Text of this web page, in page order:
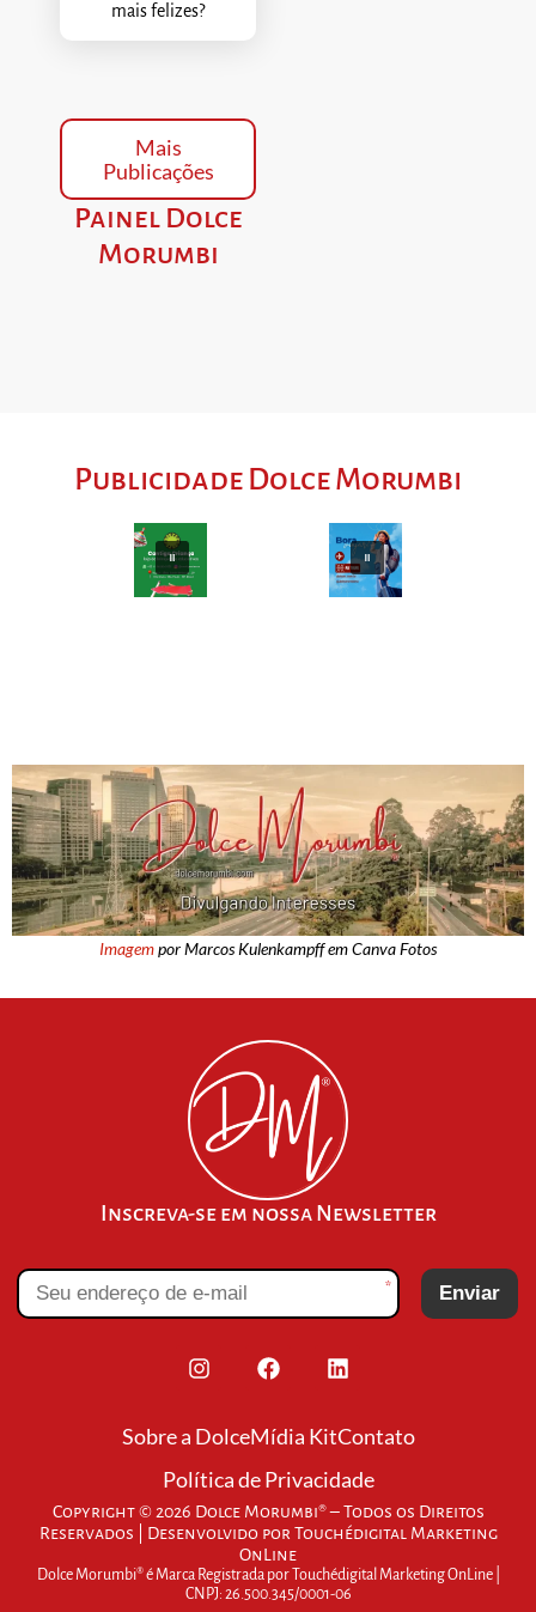
mais felizes?
Mais
Publicações
Painel Dolce
Morumbi
Publicidade Dolce Morumbi
Imagempor Marcos Kulenkampff em Canva Fotos
Inscreva-se em nossa Newsletter
* Enviar
Sobre a DolceMídia KitContato
Política de Privacidade
Copyright © 2026 Dolce Morumbi® – Todos os Direitos
Reservados | Desenvolvido por Touchédigital Marketing
OnLine
Dolce Morumbi® é Marca Registrada por Touchédigital Marketing OnLine |
CNPJ: 26.500.345/0001-06